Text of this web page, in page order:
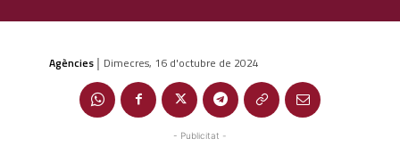
Agències | Dimecres, 16 d'octubre de 2024
- Publicitat -